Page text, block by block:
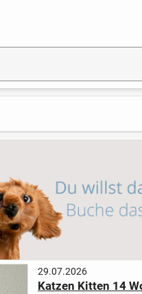
29.07.2026
Katzen Kitten 14